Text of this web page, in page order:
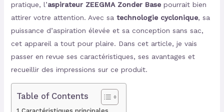
pratique, l’aspirateur ZEEGMA Zonder Basepourrait bien
attirer votre attention. Avec sa technologie cyclonique, sa
puissance d’aspiration élevée et sa conception sans sac,
cet appareil a tout pour plaire. Dans cet article, je vais
passer en revue ses caractéristiques, ses avantages et
recueillir des impressions sur ce produit.
Table of Contents